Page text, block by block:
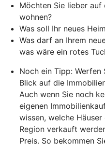
Möchten Sie lieber
wohnen?
Was soll Ihr neues
Was darf an Ihrem
was wäre ein rotes
Noch ein Tipp: Werfen
Blick auf die
Auch wenn Sie noch
eigenen
wissen, welche
Region verkauft
Preis. So bekommen